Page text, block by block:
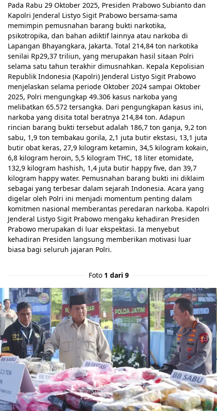
Pada Rabu 29 Oktober 2025, Presiden Prabowo Subianto dan
Kapolri Jenderal Listyo Sigit Prabowo bersama-sama
memimpin pemusnahan barang bukti narkotika,
psikotropika, dan bahan adiktif lainnya atau narkoba di
Lapangan Bhayangkara, Jakarta. Total 214,84 ton narkotika
senilai Rp29,37 triliun, yang merupakan hasil sitaan Polri
selama satu tahun terakhir dimusnahkan. Kepala Kepolisian
Republik Indonesia (Kapolri) Jenderal Listyo Sigit Prabowo
menjelaskan selama periode Oktober 2024 sampai Oktober
2025, Polri mengungkap 49.306 kasus narkoba yang
melibatkan 65.572 tersangka. Dari pengungkapan kasus ini,
narkoba yang disita total beratnya 214,84 ton. Adapun
rincian barang bukti tersebut adalah 186,7 ton ganja, 9,2 ton
sabu, 1,9 ton tembakau gorila, 2,1 juta butir ekstasi, 13,1 juta
butir obat keras, 27,9 kilogram ketamin, 34,5 kilogram kokain,
6,8 kilogram heroin, 5,5 kilogram THC, 18 liter etomidate,
132,9 kilogram hashish, 1,4 juta butir happy five, dan 39,7
kilogram happy water. Pemusnahan barang bukti ini diklaim
sebagai yang terbesar dalam sejarah Indonesia. Acara yang
digelar oleh Polri ini menjadi momentum penting dalam
komitmen nasional memberantas peredaran narkoba. Kapolri
Jenderal Listyo Sigit Prabowo mengaku kehadiran Presiden
Prabowo merupakan di luar ekspektasi. Ia menyebut
kehadiran Presiden langsung memberikan motivasi luar
biasa bagi seluruh jajaran Polri.
Foto 1 dari 9